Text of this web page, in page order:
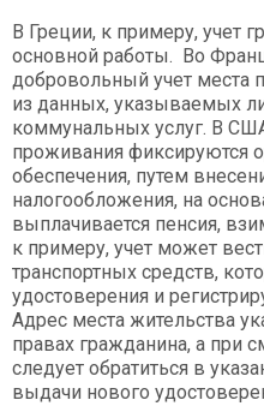
В Греции, к примеру, учет
основной работы. Во
добровольный учет места
из данных, указываемых
коммунальных услуг. В
проживания фиксируются
обеспечения, путем
налогообложения, на
выплачивается пенсия,
к примеру, учет может
транспортных средств,
удостоверения и
Адрес места жительства
правах гражданина, а при
следует обратиться в
выдачи нового